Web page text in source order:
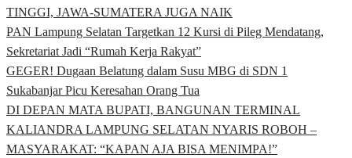
TINGGI, JAWA-SUMATERA JUGA NAIK
PAN Lampung Selatan Targetkan 12 Kursi di Pileg Mendatang,
Sekretariat Jadi “Rumah Kerja Rakyat”
GEGER! Dugaan Belatung dalam Susu MBG di SDN 1
Sukabanjar Picu Keresahan Orang Tua
DI DEPAN MATA BUPATI, BANGUNAN TERMINAL
KALIANDRA LAMPUNG SELATAN NYARIS ROBOH –
MASYARAKAT: “KAPAN AJA BISA MENIMPA!”